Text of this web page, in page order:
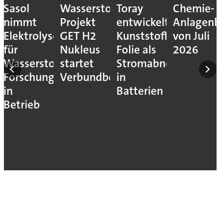
Sasol
nimmt
Elektrolyseur
für
Wasserstoff-
Forschung
in
Betrieb
Wasserstoff-
Projekt
GET H2
Nukleus
startet
Verbundbetrieb
Toray
entwickelt
Kunststoff-
Folie als
Stromabnehmer
in
Batterien
Chemie-
von Juli
2026